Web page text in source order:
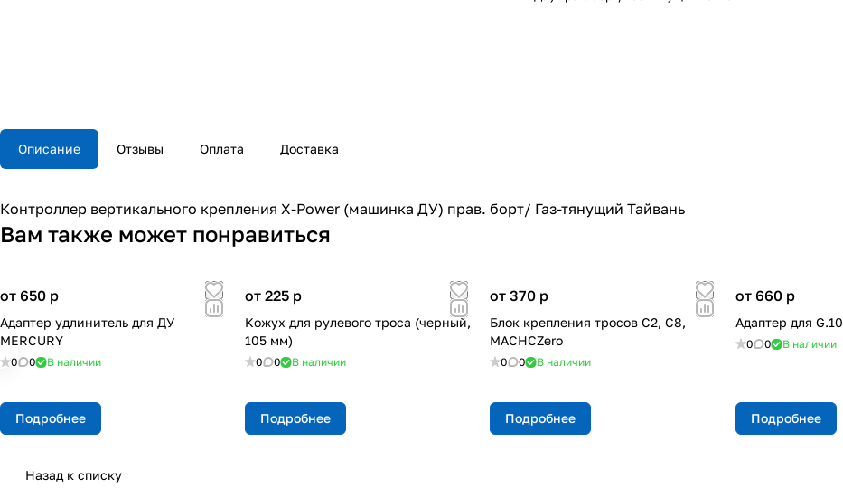
Описание Отзывы Оплата Доставка
Контроллер вертикального крепления X-Power (машинка ДУ) прав. борт/ Газ-тянущий Тайвань
Вам также может понравиться
от 650 p
Адаптер удлинитель для ДУ
МERCURY
0 0 В наличии
Подробнее
от 225 p
Кожух для рулевого троса (черный,
105 мм)
0 0 В наличии
Подробнее
от 370 p
Блок крепления тросов C2, C8,
MACHCZero
0 0 В наличии
Подробнее
от 660 p
Адаптер для G.10
0 0 В наличии
Подробнее
Назад к списку